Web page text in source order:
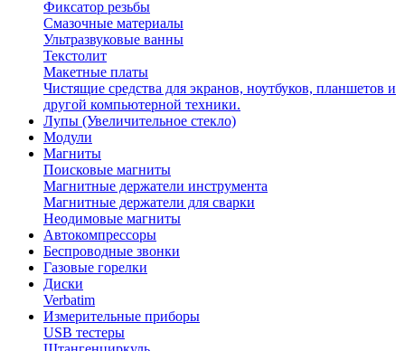
Фиксатор резьбы
Смазочные материалы
Ультразвуковые ванны
Текстолит
Макетные платы
Чистящие средства для экранов, ноутбуков, планшетов и
другой компьютерной техники.
Лупы (Увеличительное стекло)
Модули
Магниты
Поисковые магниты
Магнитные держатели инструмента
Магнитные держатели для сварки
Неодимовые магниты
Автокомпрессоры
Беспроводные звонки
Газовые горелки
Диски
Verbatim
Измерительные приборы
USB тестеры